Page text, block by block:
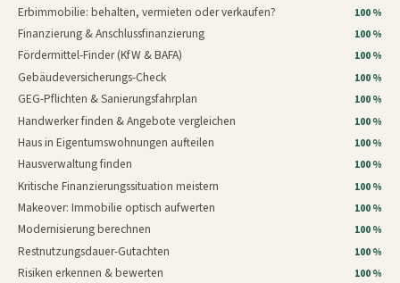
Erbimmobilie: behalten, vermieten oder verkaufen? 100 %
Finanzierung & Anschlussfinanzierung 100 %
Fördermittel-Finder (KfW & BAFA) 100 %
Gebäudeversicherungs-Check 100 %
GEG-Pflichten & Sanierungsfahrplan 100 %
Handwerker finden & Angebote vergleichen 100 %
Haus in Eigentumswohnungen aufteilen 100 %
Hausverwaltung finden 100 %
Kritische Finanzierungssituation meistern 100 %
Makeover: Immobilie optisch aufwerten 100 %
Modernisierung berechnen 100 %
Restnutzungsdauer-Gutachten 100 %
Risiken erkennen & bewerten 100 %